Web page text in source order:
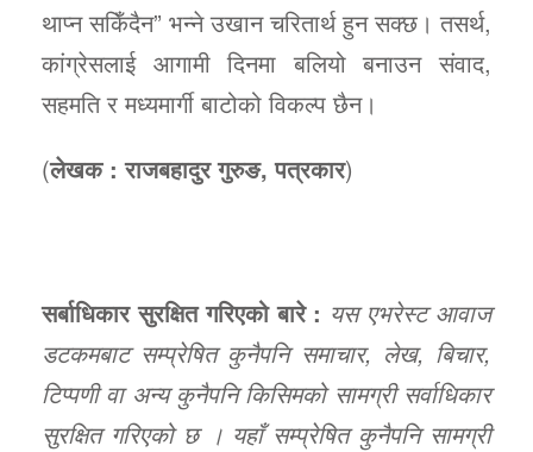
थाप्न सकिँदैन” भन्ने उखान चरितार्थ हुन सक्छ। तसर्थ,
कांग्रेसलाई आगामी दिनमा बलियो बनाउन संवाद,
सहमति र मध्यमार्गी बाटोको विकल्प छैन।
(लेखक : राजबहादुर गुरुङ, पत्रकार)
सर्बाधिकार सुरक्षित गरिएको बारे : यस एभरेस्ट आवाज
डटकमबाट सम्प्रेषित कुनैपनि समाचार, लेख, बिचार,
टिप्पणी वा अन्य कुनैपनि किसिमको सामग्री सर्वाधिकार
सुरक्षित गरिएको छ । यहाँ सम्प्रेषित कुनैपनि सामग्री